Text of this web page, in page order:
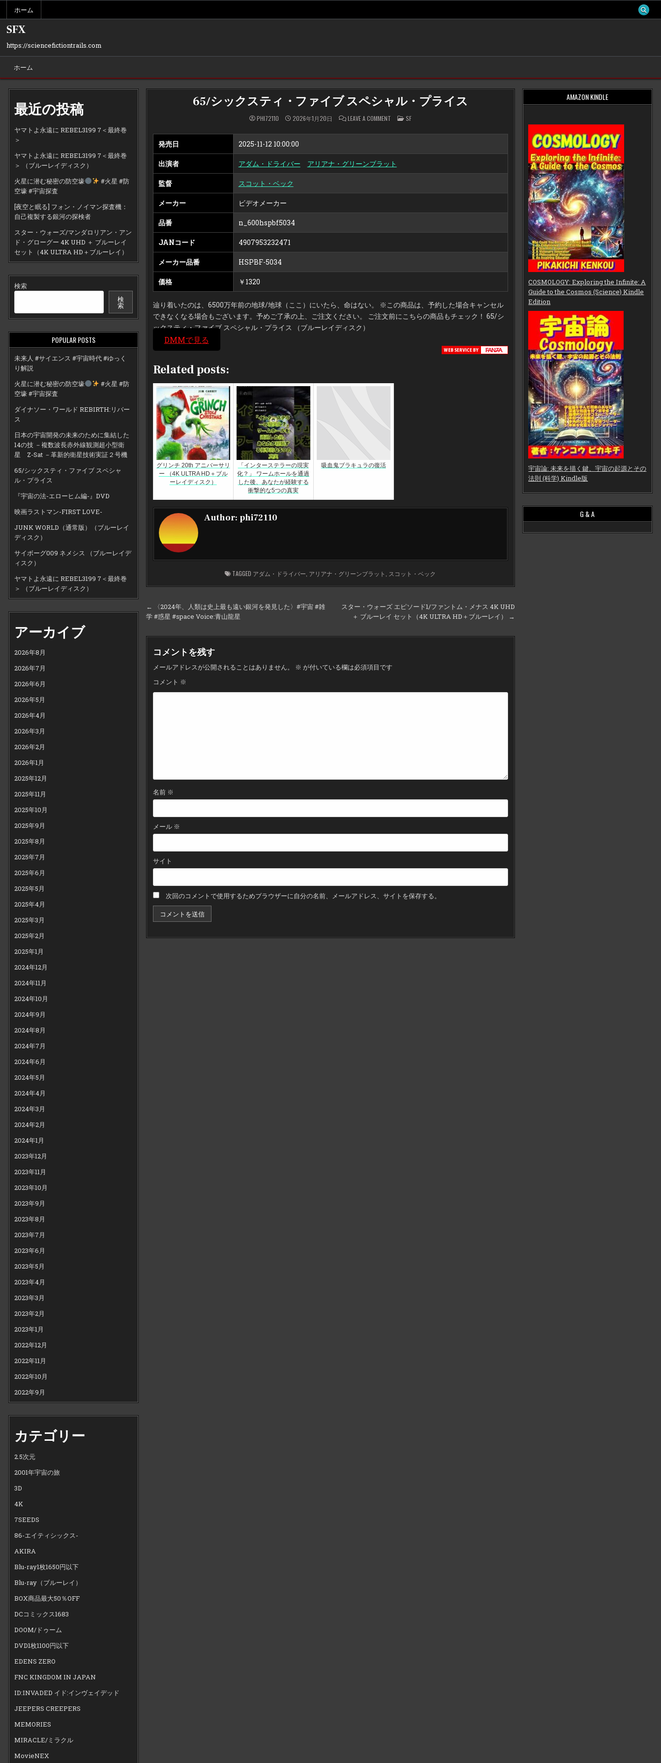
content
ホーム
SFX
https://sciencefictiontrails.com
ホーム
最近の投稿
ヤマトよ永遠に REBEL3199 7＜最終巻
＞
ヤマトよ永遠に REBEL3199 7＜最終巻
＞ （ブルーレイディスク）
火星に潜む秘密の防空壕
#火星 #防
空壕 #宇宙探査
[夜空と眠る] フォン・ノイマン探査機：
自己複製する銀河の探検者
スター・ウォーズ/マンダロリアン・アン
ド・グローグー 4K UHD ＋ ブルーレイ
セット（4K ULTRA HD＋ブルーレイ）
検索
検
索
POPULAR POSTS
未来人 #サイエンス #宇宙時代 #ゆっく
り解説
火星に潜む秘密の防空壕
#火星 #防
空壕 #宇宙探査
ダイナソー・ワールド REBIRTH:リバー
ス
日本の宇宙開発の未来のために集結した
14の技 －複数波長赤外線観測超小型衛
星 Z-Sat －革新的衛星技術実証２号機
65/シックスティ・ファイブ スペシャ
ル・プライス
『宇宙の法-エローヒム編-』DVD
映画ラストマン-FIRST LOVE-
JUNK WORLD（通常版）（ブルーレイ
ディスク）
サイボーグ009 ネメシス （ブルーレイデ
ィスク）
ヤマトよ永遠に REBEL3199 7＜最終巻
＞ （ブルーレイディスク）
アーカイブ
2026年8月
2026年7月
2026年6月
2026年5月
2026年4月
2026年3月
2026年2月
2026年1月
2025年12月
2025年11月
2025年10月
2025年9月
2025年8月
2025年7月
2025年6月
2025年5月
2025年4月
2025年3月
2025年2月
2025年1月
2024年12月
2024年11月
2024年10月
2024年9月
2024年8月
2024年7月
2024年6月
2024年5月
2024年4月
2024年3月
2024年2月
2024年1月
2023年12月
2023年11月
2023年10月
2023年9月
2023年8月
2023年7月
2023年6月
2023年5月
2023年4月
2023年3月
2023年2月
2023年1月
2022年12月
2022年11月
2022年10月
2022年9月
カテゴリー
2.5次元
2001年宇宙の旅
3D
4K
7SEEDS
86-エイティシックス-
AKIRA
Blu-ray1枚1650円以下
Blu-ray（ブルーレイ）
BOX商品最大50％OFF
DCコミックス1683
DOOM/ドゥーム
DVD1枚1100円以下
EDENS ZERO
FNC KINGDOM IN JAPAN
ID:INVADED イド:インヴェイデッド
JEEPERS CREEPERS
MEMORIES
MIRACLE/ミラクル
MovieNEX
65/シックスティ・ファイブ スペシャル・プライス
PHI72110 2026年1月20日 LEAVE A COMMENTON
65/
ッ
テ
フ
ペ
ル・
POSTED
IN
SF
発売日 2025-11-12 10:00:00
出演者 アダム・ドライバー アリアナ・グリーンブラット
監督 スコット・ベック
メーカー ビデオメーカー
品番 n_600hspbf5034
JANコード 4907953232471
メーカー品番 HSPBF-5034
価格 ￥1320
辿り着いたのは、6500万年前の地球/地球（ここ）にいたら、命はない。 ※この商品は、予約した場合キャンセル
できなくなる場合もございます。予めご了承の上、ご注文ください。 ご注文前にこちらの商品もチェック！ 65/シ
ックスティ・ファイブ スペシャル・プライス （ブルーレイディスク）
DMMで見る
Related posts:
グリンチ 20th アニバーサリ
ー （4K ULTRA HD＋ブル
ーレイディスク）
「インターステラーの現実
化？」 ワームホールを通過
した後、あなたが経験する
衝撃的な5つの真実
吸血鬼ブラキュラの復活
Author: phi72110
TAGGED アダム・ドライバー アリアナ・グリーンブラット スコット・ベック
投
稿
ナ
ビ
ゲ
ー
シ
スター・ウォーズ エピソード1/ファントム・メナス 4K UHD
＋ ブルーレイ セット（4K ULTRA HD＋ブルーレイ） →
← 〈2024年、人類は史上最も遠い銀河を発見した〉#宇宙 #雑
学 #惑星 #space Voice:青山龍星
コメントを残す
メールアドレスが公開されることはありません。 ※ が付いている欄は必須項目です
コメント ※
名前 ※
メール ※
サイト
次回のコメントで使用するためブラウザーに自分の名前、メールアドレス、サイトを保存する。
AMAZON KINDLE
COSMOLOGY: Exploring the Infinite: A
Guide to the Cosmos (Science) Kindle
Edition
宇宙論: 未来を描く鍵、宇宙の起源とその
法則 (科学) Kindle版
G & A